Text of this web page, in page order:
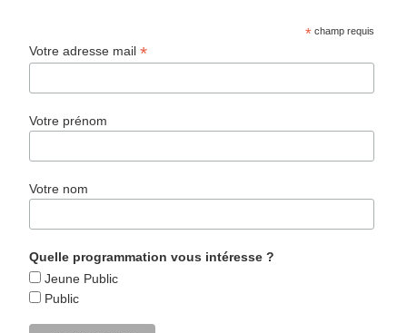
* champ requis
Votre adresse mail*
Votre prénom
Votre nom
Quelle programmation vous intéresse ?
Jeune Public
Public